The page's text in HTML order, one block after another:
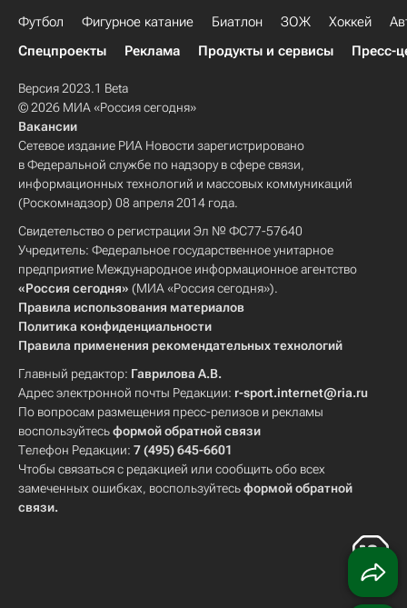
Футбол Фигурное катание Биатлон ЗОЖ Хоккей
Спецпроекты
Реклама Продукты и сервисы Пресс-
Версия 2023.1 Beta
© 2026 МИА «Россия сегодня»
Вакансии
Сетевое издание РИА Новости зарегистрировано
в Федеральной службе по надзору в сфере связи,
информационных технологий и массовых коммуникаций
(Роскомнадзор) 08 апреля 2014 года.
Свидетельство о регистрации Эл № ФС77-57640
Учредитель: Федеральное государственное унитарное
предприятие Международное информационное агентство
«Россия сегодня» (МИА «Россия сегодня»).
Правила использования материалов
Политика конфиденциальности
Правила применения рекомендательных технологий
Главный редактор: Гаврилова А.В.
Адрес электронной почты Редакции: r-sport.internet@ria.ru
По вопросам размещения пресс-релизов и рекламы
воспользуйтесьформой обратной связи
Телефон Редакции: 7 (495) 645-6601
Чтобы связаться с редакцией или сообщить обо всех
замеченных ошибках, воспользуйтесьформой обратной
связи.